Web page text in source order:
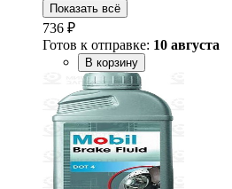
Показать всё
736 ₽
Готов к отправке: 10 августа
В корзину